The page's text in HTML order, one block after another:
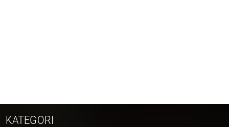
KATEGORI